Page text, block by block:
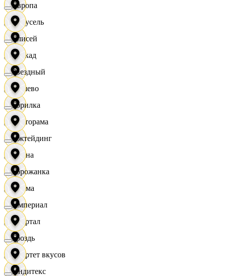
Карусель
Каскад
Дёшево
Касторама
Диана
Дисма
Квартал
Квартет вкусов
Европа
Елисей
Звездный
Горилка
Ижтейдинг
Горожанка
Империал
Гроздь
Индитекс